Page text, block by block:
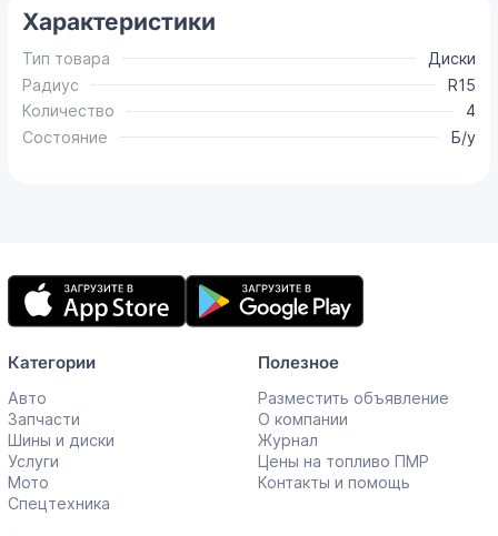
Характеристики
Тип товара
Диски
Радиус
R15
Количество
4
Состояние
Б/у
Мобильное
приложение
Категории
Авто
Запчасти
Шины и диски
Услуги
Мото
Спецтехника
Полезное
Разместить объявление
О компании
Журнал
Цены на топливо ПМР
Контакты и помощь